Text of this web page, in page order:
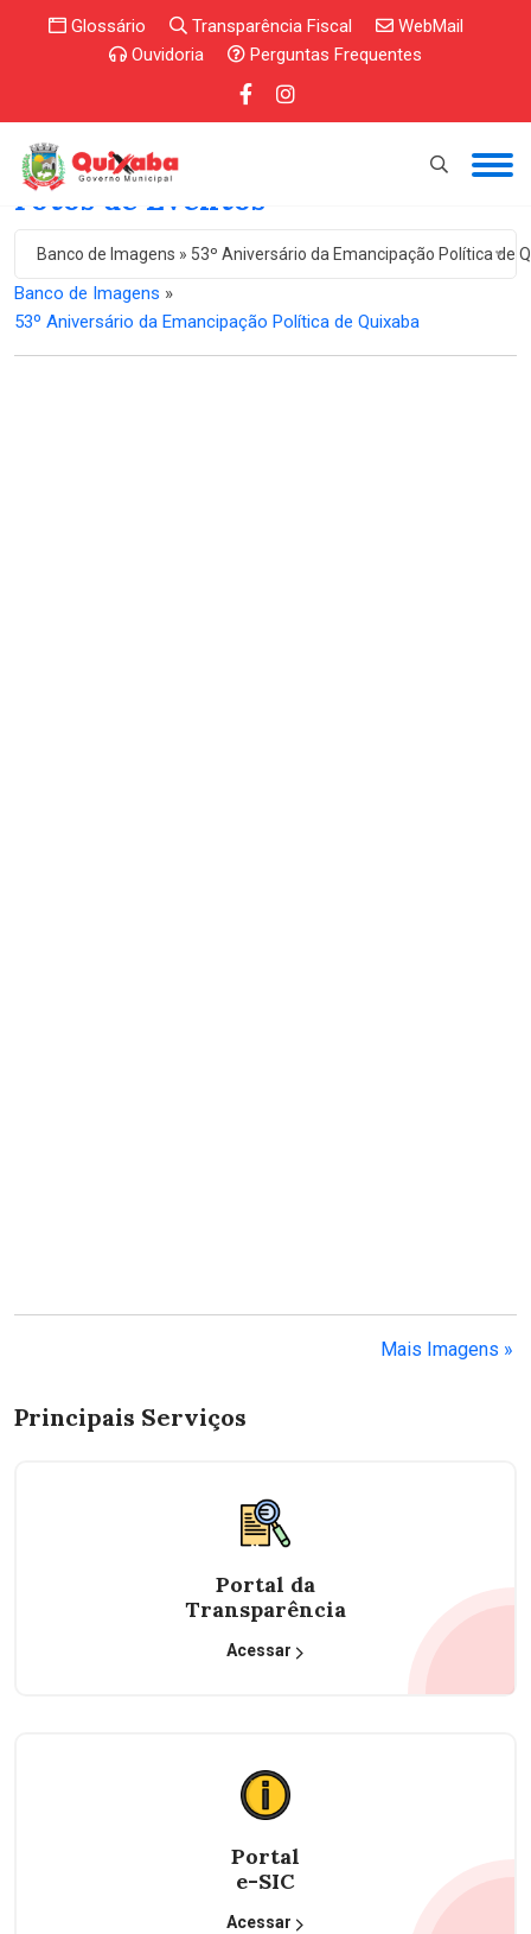
Glossário Transparência Fiscal
WebMail
Ouvidoria
Perguntas Frequentes
Fotos de Eventos
Banco de Imagens » 53º Aniversário da Emancipação Política de
Banco de Imagens »
53º Aniversário da Emancipação Política de Quixaba
Mais Imagens »
Principais Serviços
Portal da
Transparência
Acessar
Portal
e-SIC
Acessar